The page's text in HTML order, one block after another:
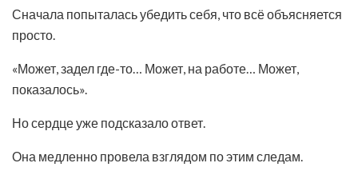
Сначала попыталась убедить себя, что всё объясняется
просто.
«Может, задел где-то… Может, на работе… Может,
показалось».
Но сердце уже подсказало ответ.
Она медленно провела взглядом по этим следам.